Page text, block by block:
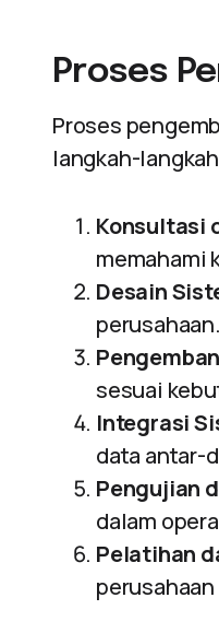
Proses
Proses
langkah-
Konsultasi
memahami
Desain
perusahaan.
sesuai
Integrasi
data antar-
Pengujian
dalam
Pelatihan